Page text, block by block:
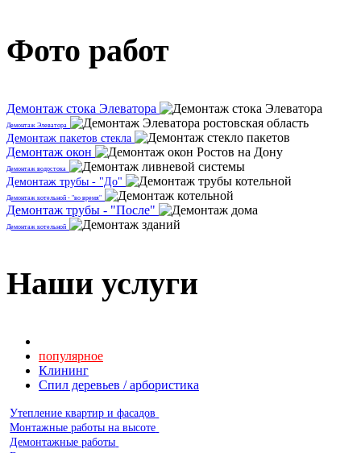
Фото работ
Демонтаж стока Элеватора
Демонтаж Элеватора
Демонтаж пакетов стекла
Демонтаж окон
Демонтаж водостока
Демонтаж трубы - "До"
Демонтаж котельной - "во время"
Демонтаж трубы - "После"
Демонтаж котельной
Наши услуги
популярное
Клининг
Спил деревьев / арбористика
Утепление квартир и фасадов
Монтажные работы на высоте
Демонтажные работы